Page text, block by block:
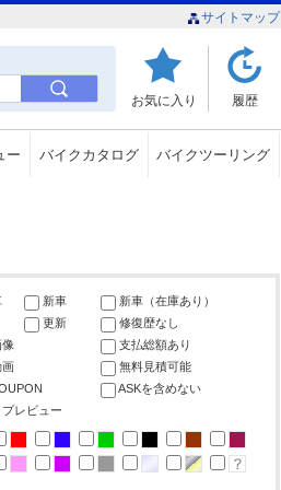
サイトマップ
お気に入り 履歴
ー バイクカタログ バイクツーリング
新車
新車（在庫あり）
更新
修復歴なし
支払総額あり
画
無料見積可能
ASKを含めない
プレビュー